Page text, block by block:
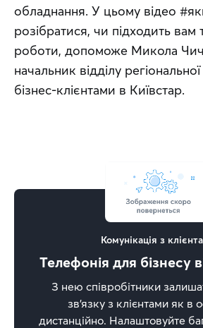
обладнання. У цьому відео
розібратися, чи підходить вам
роботи, допоможе Микола
начальник відділу
бізнес-клієнтами в Київстар.
Комунікація з
Телефонія для бізнесу
З нею співробітники
зв’язку з клієнтами як в
дистанційно. Налаштовуйте